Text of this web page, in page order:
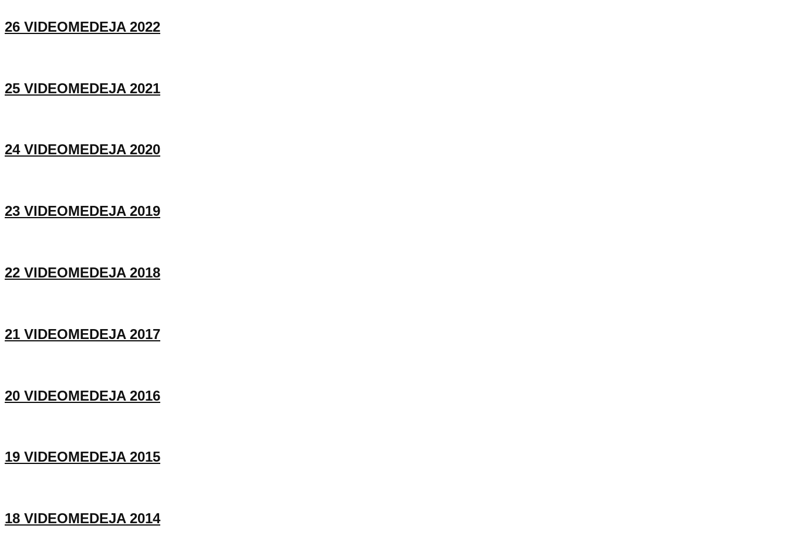
26 VIDEOMEDEJA 2022
25 VIDEOMEDEJA 2021
24 VIDEOMEDEJA 2020
23 VIDEOMEDEJA 2019
22 VIDEOMEDEJA 2018
21 VIDEOMEDEJA 2017
20 VIDEOMEDEJA 2016
19 VIDEOMEDEJA 2015
18 VIDEOMEDEJA 2014